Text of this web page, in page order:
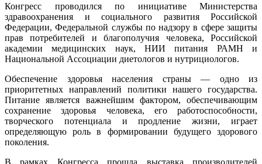
Конгресс проводился по инициативе Министерства
здравоохранения и социального развития Российской
Федерации, Федеральной службы по надзору в сфере защиты
прав потребителей и благополучия человека, Российской
академии медицинских наук, НИИ питания РАМН и
Национальной Ассоциации диетологов и нутрициологов.
Обеспечение здоровья населения страны — одно из
приоритетных направлений политики нашего государства.
Питание является важнейшим фактором, обеспечивающим
сохранение здоровья человека, его работоспособности,
творческого потенциала и продление жизни, играет
определяющую роль в формировании будущего здорового
поколения.
В рамках Конгресса прошла выставка производителей